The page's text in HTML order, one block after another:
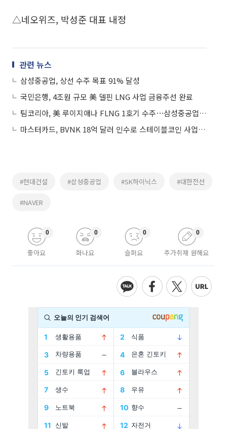
△네오위즈, 박성준 대표 내정
관련 뉴스
삼성중공업, 상선 수주 목표 91% 달성
국민은행, 4조원 규모 美 델핀 LNG 사업 금융주선 완료
팀코리아, 美 루이지애나 FLNG 1호기 수주⋯삼성중공업 4조원 규모 EPC 확보
마스터카드, BVNK 18억 달러 인수로 스테이블코인 사업 본격 확장
#현대건설 #삼성중공업 #SK하이닉스 #대한전선
#NAVER
좋아요
0
화나요
0
슬퍼요
0
추가취재 원해요
0